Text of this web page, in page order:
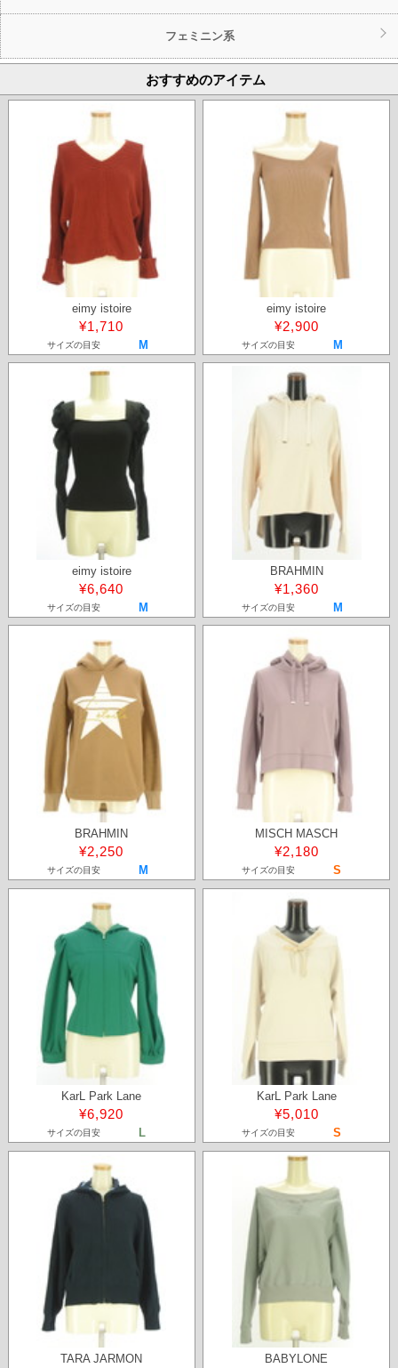
フェミニン系
おすすめのアイテム
eimy istoire
¥1,710
サイズの目安 M
eimy istoire
¥2,900
サイズの目安 M
eimy istoire
¥6,640
サイズの目安 M
BRAHMIN
¥1,360
サイズの目安 M
BRAHMIN
¥2,250
サイズの目安 M
MISCH MASCH
¥2,180
サイズの目安 S
KarL Park Lane
¥6,920
サイズの目安 L
KarL Park Lane
¥5,010
サイズの目安 S
TARA JARMON BABYLONE